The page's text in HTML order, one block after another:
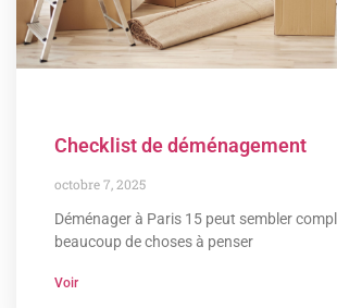
Checklist de déménagement
octobre 7, 2025
Déménager à Paris 15 peut sembler
beaucoup de choses à penser
Voir